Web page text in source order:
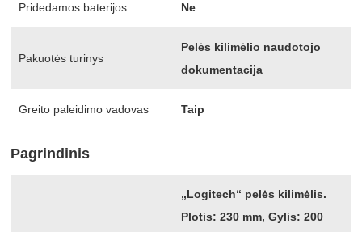
Pridedamos baterijos Ne
Pakuotės turinys
Pelės kilimėlio naudotojo
dokumentacija
Greito paleidimo vadovas Taip
Pagrindinis
„Logitech“ pelės kilimėlis.
Plotis: 230 mm, Gylis: 200